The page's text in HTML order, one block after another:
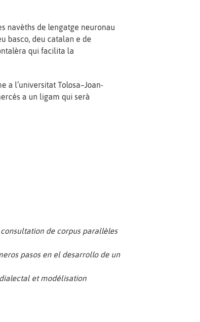
navèths de lengatge neuronau
basco, deu catalan e de
qui facilita la
a l’universitat Tolosa–Joan-
a un ligam qui serà
de corpus parallèles
pasos en el desarrollo de un
et modélisation